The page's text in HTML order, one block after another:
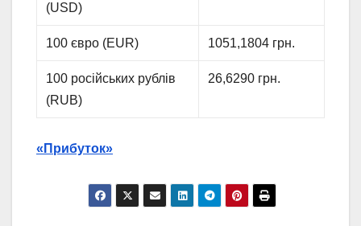
(USD)
100 євро (EUR) 1051,1804 грн.
100 російських рублів
(RUB)
26,6290 грн.
«Прибуток»